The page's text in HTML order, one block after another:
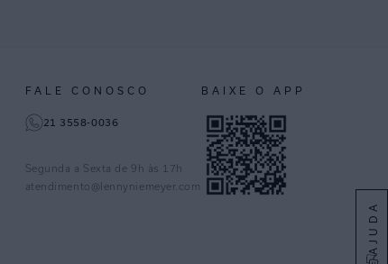
AJUDA
FALE CONOSCO
21 3558-0036
Segunda a Sexta de 9h às 17h
atendimento@lennyniemeyer.com
BAIXE O APP